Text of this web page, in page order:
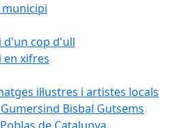
d'un cop d'ull
en xifres
il·lustres i artistes locals
Bisbal Gutsems